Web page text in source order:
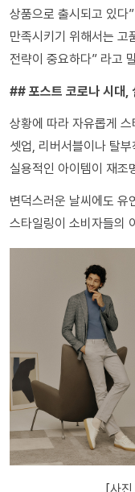
상품으로 출시되고 있다
만족시키기 위해서는 고
전략이 중요하다” 라고
## 포스트 코로나 시대,
상황에 따라 자유롭게
셋업, 리버서블이나 탈
실용적인 아이템이 재조
변덕스러운 날씨에도 유
스타일링이 소비자들의